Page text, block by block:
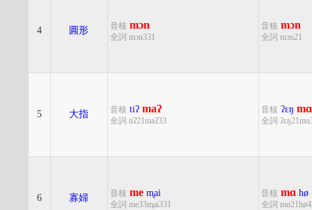
4 圓形 音核 mɔn
全詞 mɔn331
音核 mɔn
全詞 mɔn21
5 大指 音核 tiʔ maʔ
全詞 tiʔ21maʔ33
音核 ʔɛŋ mɑ
全詞
6 寡婦 音核 me m̥ai
全詞 me33m̥ai331
音核 mɑ hø
全詞